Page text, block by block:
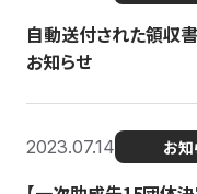
自動送付された領収
お知らせ
2023.07.14 お知